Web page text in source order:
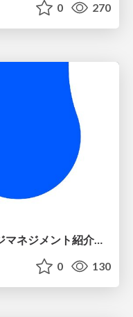
0 270
＜RightTouch＞QANTナレッジマネジメント紹介資料v2.0
0 130